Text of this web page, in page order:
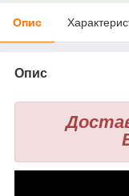
Опис
Опис